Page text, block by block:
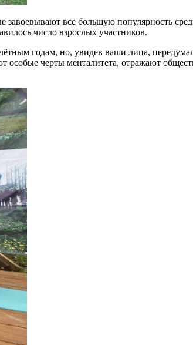
всё большую популярность
число взрослых участников.
годам, но, увидев ваши лица,
черты менталитета, отражают